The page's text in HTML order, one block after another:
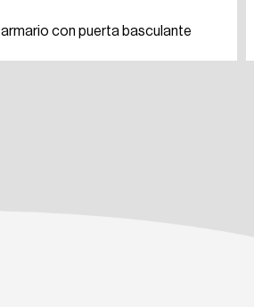
armario con puerta basculante